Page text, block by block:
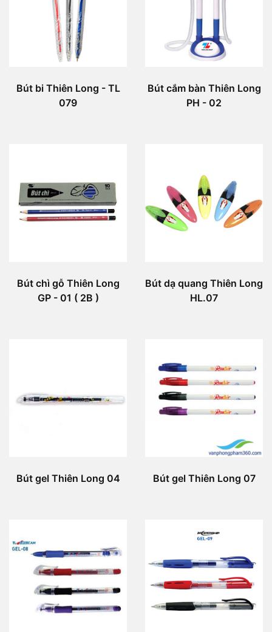
Bút bi Thiên Long - TL
079
Bút cắm bàn Thiên Long
PH - 02
Bút chì gỗ Thiên Long
GP - 01 ( 2B )
Bút dạ quang Thiên Long
HL.07
Bút gel Thiên Long 04 Bút gel Thiên Long 07